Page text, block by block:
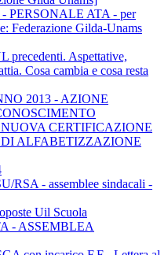
- PERSONALE ATA - per
Federazione Gilda-Unams
precedenti. Aspettative,
Cosa cambia e cosa resta
2013 - AZIONE
CERTIFICAZIONE
ALFABETIZZAZIONE
RSA - assemblee sindacali -
Uil Scuola
- ASSEMBLEA